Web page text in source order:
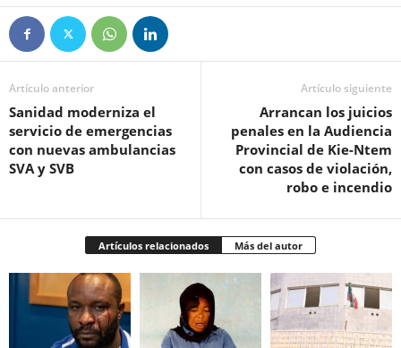
Artículo anterior
Sanidad moderniza el
servicio de emergencias
con nuevas ambulancias
SVA y SVB
Artículo siguiente
Arrancan los juicios
penales en la Audiencia
Provincial de Kie-Ntem
con casos de violación,
robo e incendio
Artículos relacionados Más del autor